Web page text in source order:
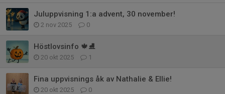
Juluppvisning 1:a advent, 30 november!
2 nov 2025 0
Höstlovsinfo 🍁⛸️
20 okt 2025 1
Fina uppvisnings åk av Nathalie & Ellie!
20 okt 2025 0